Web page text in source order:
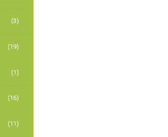
(3)
(19)
(1)
(16)
(11)